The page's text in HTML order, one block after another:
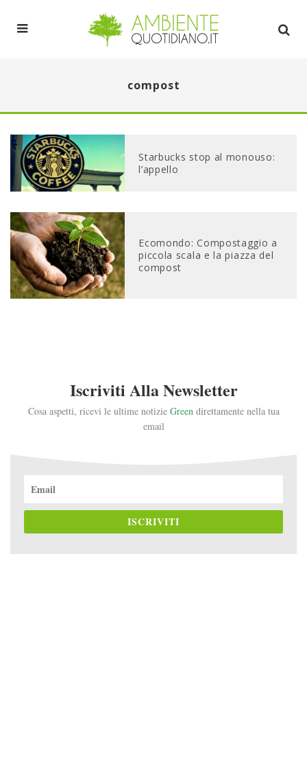
compost
Starbucks stop al monouso:
l’appello
Ecomondo: Compostaggio a
piccola scala e la piazza del
compost
Iscriviti Alla Newsletter
Cosa aspetti, ricevi le ultime notizie Greendirettamente nella tua
email
ISCRIVITI